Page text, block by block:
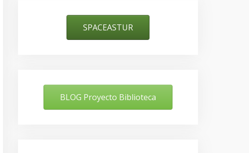
SPACEASTUR
BLOG Proyecto Biblioteca